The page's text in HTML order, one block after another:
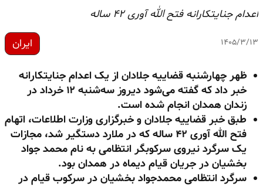
اعدام جنایتکارانه فتح الله آوری ۴۲ ساله
۱۴۰۵/۳/۱۳ ایران
ظهر چهارشنبه قضاییه جلادان از یک اعدام جنایتکارانه
خبر داد که گفته می‌شود دیروز سه‌شنبه ۱۲ خرداد در
زندان همدان انجام شده است.
طبق خبر قضاییه جلادان و خبرگزاری وزارت اطلاعات، اتهام
فتح الله آوری ۴۲ ساله که در ملارد دستگیر شد، مجازات
یک سرگرد نیروی سرکوبگر انتظامی به نام محمد جواد
بخشیان در جریان قیام دیماه در همدان بود.
سرگرد انتظامی محمدجواد بخشیان در سرکوب قیام در